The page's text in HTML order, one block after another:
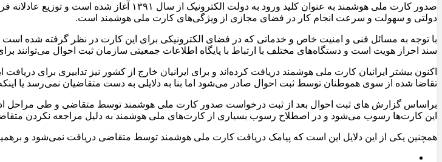
صدور کارت ملی هوشمند به عنوان کلید ورود به
دولتی و سهولت و سرعت انجام کار در فضای مجازی از ویژگی‌های کارت ملی هوشمند است.
با توجه به مسائل فنی و امنیت خاص و خدماتی که در فضای الکترونیکی برای این کارت در نظر گرفته شده
سند احراز هویت است و دستگاه‌های مختلف با ارتباط با پایگاه اطلاعات جمعیتی سازمان ثبت احوال می‌توانند
اکنون بیشتر ایرانیان کارت ملی هوشمند دریافت کرده‌اند و برای ایرانیان خارج از کشور نیز تدابیری برای
تقاضا شده از سوی هموطنان توسط ثبت احوال صادر می‌شود اما بنا به دلایلی به دست متقاضیان نمی‌رسد یا
براساس گزارش های ثبت احوال بعد از ثبت درخواست صدور کارت‌ ملی هوشمند توسط متقاضی و طی مراحل
این کارت‌ها رسوب می‌شود و در اصطلاح رسوب بسیاری از کارت‌های ملی هوشمند به دلیل مراجعه نکردن
همچنین یکی از این دلایل این است که پیامک دریافت کارت ملی هوشمند توسط متقاضی دریافت نمی‌شود و